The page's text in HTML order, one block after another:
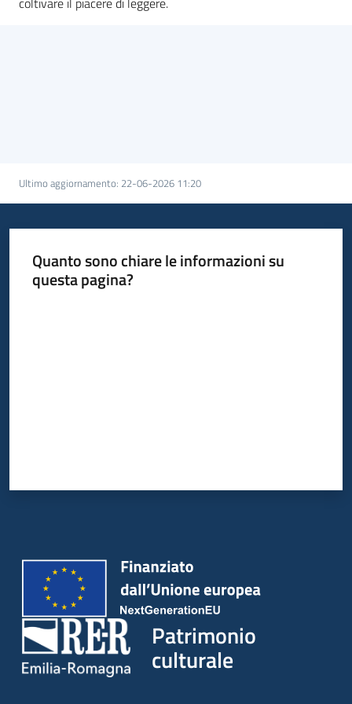
Ultimo aggiornamento: 22-06-2026 11:20
Quanto sono chiare le informazioni su
questa pagina?
Patrimonio
culturale